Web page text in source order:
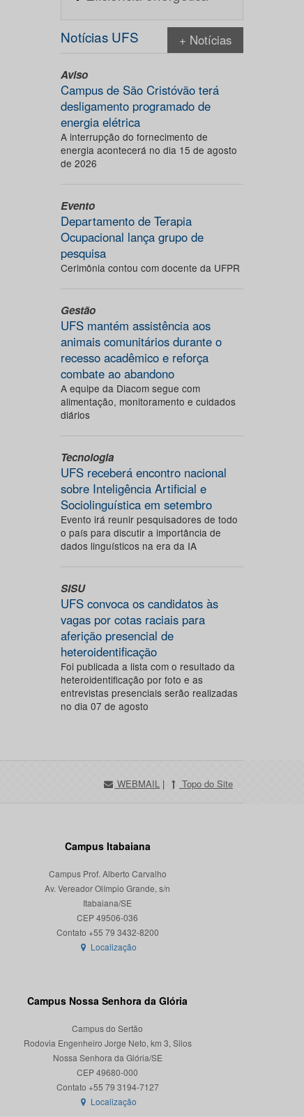
Notícias UFS + Notícias
Aviso
Campus de São Cristóvão terá
desligamento programado de
energia elétrica
A interrupção do fornecimento de
energia acontecerá no dia 15 de agosto
de 2026
Evento
Departamento de Terapia
Ocupacional lança grupo de
pesquisa
Cerimônia contou com docente da UFPR
Gestão
UFS mantém assistência aos
animais comunitários durante o
recesso acadêmico e reforça
combate ao abandono
A equipe da Diacom segue com
alimentação, monitoramento e cuidados
diários
Tecnologia
UFS receberá encontro nacional
sobre Inteligência Artificial e
Sociolinguística em setembro
Evento irá reunir pesquisadores de todo
o país para discutir a importância de
dados linguísticos na era da IA
SISU
UFS convoca os candidatos às
vagas por cotas raciais para
aferição presencial de
heteroidentificação
Foi publicada a lista com o resultado da
heteroidentificação por foto e as
entrevistas presenciais serão realizadas
no dia 07 de agosto
WEBMAIL | Topo do Site
Campus Itabaiana
Campus Prof. Alberto Carvalho
Av. Vereador Olímpio Grande, s/n
Itabaiana/SE
CEP 49506-036
Localização
Campus Nossa Senhora da Glória
Campus do Sertão
Rodovia Engenheiro Jorge Neto, km 3, Silos
Nossa Senhora da Glória/SE
CEP 49680-000
Contato +55 79 3194-7127
Localização